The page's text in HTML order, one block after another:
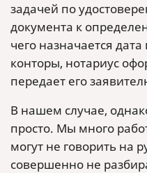
задачей по
документа к
чего назначается
конторы, нотариус
передает его
В нашем случае,
просто. Мы много
могут не говорить на
совершенно не